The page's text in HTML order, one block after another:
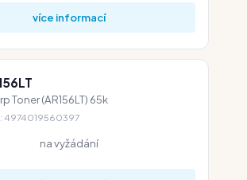
více informací
Toner (AR156LT) 65k
4974019560397
na vyžádání